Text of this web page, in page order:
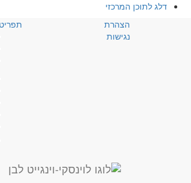
דלג לתוכן המרכזי
הצהרת
נגישות